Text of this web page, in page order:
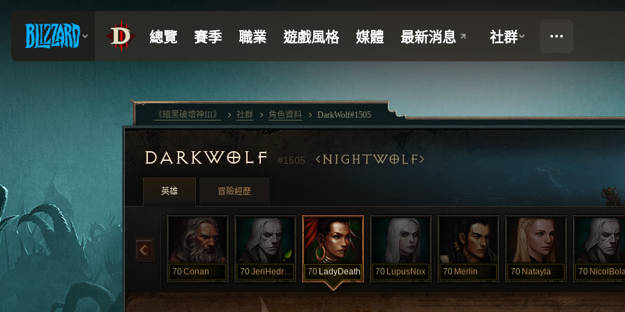
DARKWOLF #1505 NIGHTWOLF
英雄 冒險經歷
70Conan 70 JeriHedron 70 LadyDeath 70 LupusNox 70 Merlin 70 Natayla 70
《暗黑破壞神III》 社群 角色資料 DarkWolf#1505